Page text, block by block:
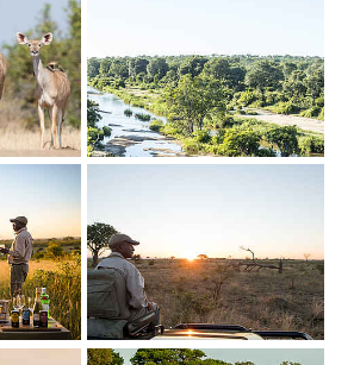
Show larger version